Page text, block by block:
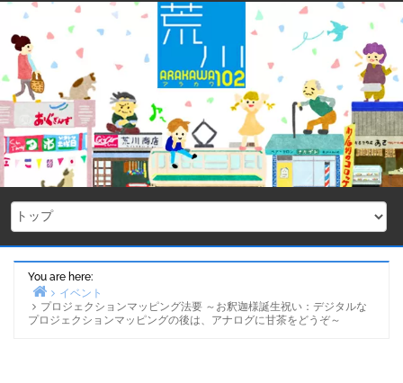
Skip
content
You are here:
Home
イベント
プロジェクションマッピング法要 ～お釈迦様誕生祝い：デジタルな
プロジェクションマッピングの後は、アナログに甘茶をどうぞ～